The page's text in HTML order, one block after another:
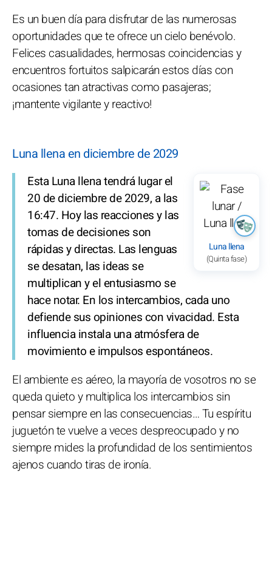
Es un buen día para disfrutar de las numerosas
oportunidades que te ofrece un cielo benévolo.
Felices casualidades, hermosas coincidencias y
encuentros fortuitos salpicarán estos días con
ocasiones tan atractivas como pasajeras;
¡mantente vigilante y reactivo!
Luna llena en diciembre de 2029
Luna llena
(Quinta fase)
Esta Luna llena tendrá lugar el
20 de diciembre de 2029, a las
16:47. Hoy las reacciones y las
tomas de decisiones son
rápidas y directas. Las lenguas
se desatan, las ideas se
multiplican y el entusiasmo se
hace notar. En los intercambios, cada uno
defiende sus opiniones con vivacidad. Esta
influencia instala una atmósfera de
movimiento e impulsos espontáneos.
El ambiente es aéreo, la mayoría de vosotros no se
queda quieto y multiplica los intercambios sin
pensar siempre en las consecuencias… Tu espíritu
juguetón te vuelve a veces despreocupado y no
siempre mides la profundidad de los sentimientos
ajenos cuando tiras de ironía.